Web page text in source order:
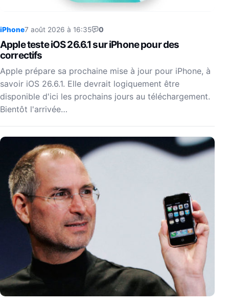
iPhone7 août 2026 à 16:35 0
Apple teste iOS 26.6.1 sur iPhone pour des
correctifs
Apple prépare sa prochaine mise à jour pour iPhone, à
savoir iOS 26.6.1. Elle devrait logiquement être
disponible d'ici les prochains jours au téléchargement.
Bientôt l'arrivée…